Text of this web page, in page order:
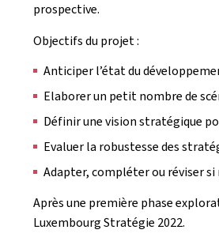
prospective.
Objectifs du projet :
Anticiper l’état du
Elaborer un petit nombre de
Définir une vision stratégique
Evaluer la robustesse des
Adapter, compléter ou réviser
Après une première phase
Luxembourg Stratégie 2022.